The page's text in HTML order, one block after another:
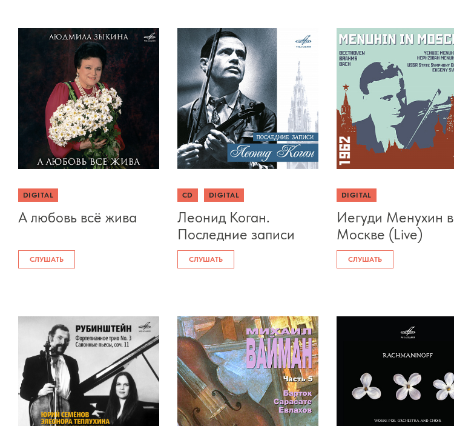
DIGITAL
А любовь всё жива
СЛУШАТЬ
CD DIGITAL
Леонид Коган.
Последние записи
СЛУШАТЬ
DIGITAL
Иегуди Менухин в
Москве (Live)
СЛУШАТЬ